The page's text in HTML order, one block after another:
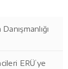
ERÜ’ye